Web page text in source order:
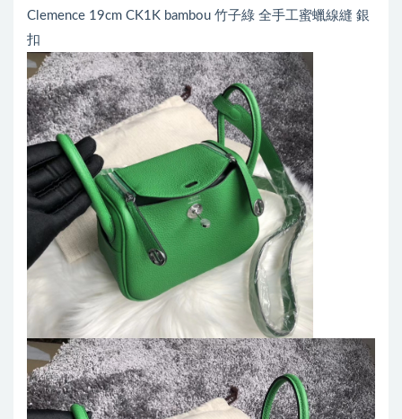
Clemence 19cm CK1K bambou 竹子綠 全手工蜜蠟線縫 銀
扣